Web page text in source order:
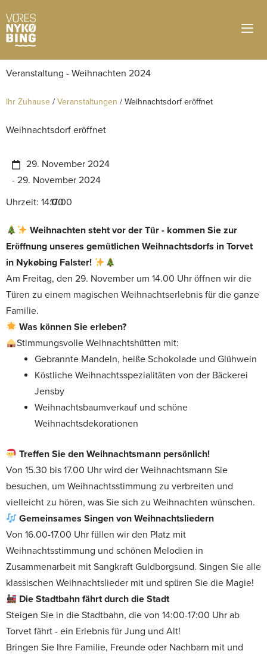
Ihr Zuhause / Veranstaltungen / Weihnachtsdorf eröffnet
Weihnachtsdorf eröffnet
29. November 2024
- 29. November 2024
Uhrzeit: 14:00
- 17:00
Weihnachten steht vor der Tür - kommen Sie zur
Eröffnung unseres gemütlichen Weihnachtsdorfs in Torvet
in Nykøbing Falster!
Am Freitag, den 29. November um 14.00 Uhr öffnen wir die
Türen zu einem magischen Weihnachtserlebnis für die ganze
Familie.
Was können Sie erleben?
Stimmungsvolle Weihnachtshütten mit:
Gebrannte Mandeln, heiße Schokolade und Glühwein
Köstliche Weihnachtsspezialitäten von der Bäckerei
Jensby
Weihnachtsbaumverkauf und schöne
Weihnachtsdekorationen
Treffen Sie den Weihnachtsmann persönlich!
Von 15.30 bis 17.00 Uhr wird der Weihnachtsmann Sie
besuchen, um Weihnachtsstimmung zu verbreiten und
vielleicht zu hören, was Sie sich zu Weihnachten wünschen.
Gemeinsames Singen von Weihnachtsliedern
Von 16.00-17.00 Uhr füllen wir den Platz mit
Weihnachtsstimmung und schönen Melodien in
Zusammenarbeit mit Sangkraft Guldborgsund. Singen Sie alle
klassischen Weihnachtslieder mit und spüren Sie die Magie!
Die Stadtbahn fährt durch die Stadt
Steigen Sie in die Stadtbahn, die von 14:00-17:00 Uhr ab
Torvet fährt - ein Erlebnis für Jung und Alt!
Bringen Sie Ihre Familie, Freunde oder Nachbarn mit und